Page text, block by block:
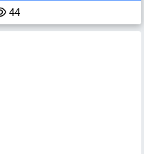
44